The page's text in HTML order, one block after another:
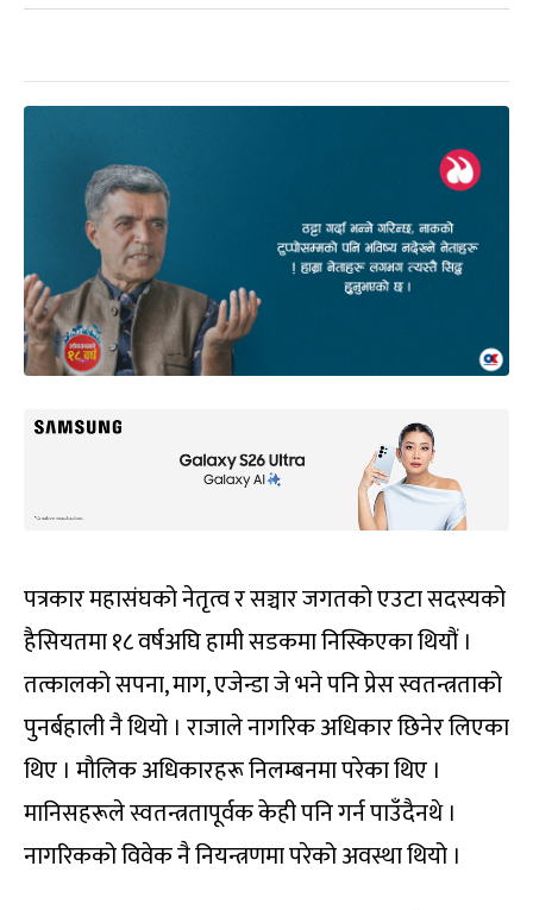
पत्रकार महासंघको नेतृत्व र सञ्चार जगतको एउटा सदस्यको
हैसियतमा १८ वर्षअघि हामी सडकमा निस्किएका थियौं ।
तत्कालको सपना, माग, एजेन्डा जे भने पनि प्रेस स्वतन्त्रताको
पुनर्बहाली नै थियो । राजाले नागरिक अधिकार छिनेर लिएका
थिए । मौलिक अधिकारहरू निलम्बनमा परेका थिए ।
मानिसहरूले स्वतन्त्रतापूर्वक केही पनि गर्न पाउँदैनथे ।
नागरिकको विवेक नै नियन्त्रणमा परेको अवस्था थियो ।